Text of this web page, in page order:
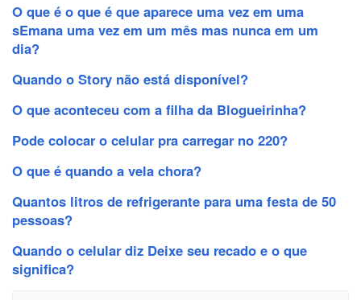
O que é o que é que aparece uma vez em uma
sEmana uma vez em um mês mas nunca em um
dia?
Quando o Story não está disponível?
O que aconteceu com a filha da Blogueirinha?
Pode colocar o celular pra carregar no 220?
O que é quando a vela chora?
Quantos litros de refrigerante para uma festa de 50
pessoas?
Quando o celular diz Deixe seu recado e o que
significa?